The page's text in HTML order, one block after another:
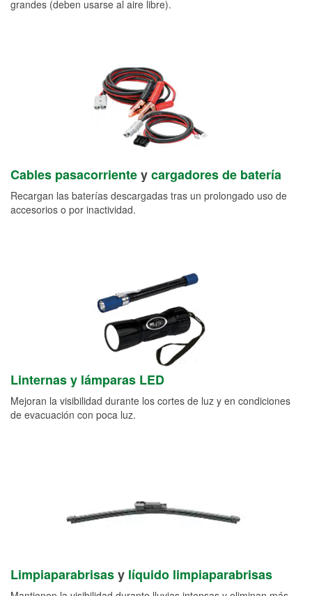
grandes (deben usarse al aire libre).
Cables pasacorrienteycargadores de batería
Recargan las baterías descargadas tras un prolongado uso de
accesorios o por inactividad.
Linternas y lámparas LED
Mejoran la visibilidad durante los cortes de luz y en condiciones
de evacuación con poca luz.
Limpiaparabrisasy líquido limpiaparabrisas